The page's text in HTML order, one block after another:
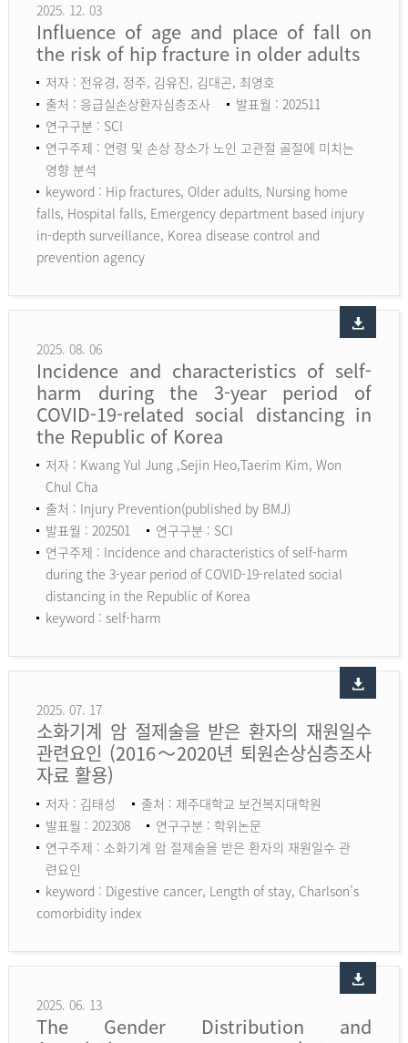
2025. 12. 03
Influence of age and place of fall on
the risk of hip fracture in older adults
저자 : 전유경, 정주, 김유진, 김대곤, 최영호
출처 : 응급실손상환자심층조사
발표월 : 202511
연구구분 : SCI
연구주제 : 연령 및 손상 장소가 노인 고관절 골절에 미치는
영향 분석
keyword : Hip fractures, Older adults, Nursing home
falls, Hospital falls, Emergency department based injury
in-depth surveillance, Korea disease control and
prevention agency
2025. 08. 06
Incidence and characteristics of self-
harm during the 3-year period of
COVID-19-related social distancing in
the Republic of Korea
저자 : Kwang Yul Jung ,Sejin Heo,Taerim Kim, Won
Chul Cha
출처 : Injury Prevention(published by BMJ)
발표월 : 202501
연구구분 : SCI
연구주제 : Incidence and characteristics of self-harm
during the 3-year period of COVID-19-related social
distancing in the Republic of Korea
keyword : self-harm
2025. 07. 17
소화기계 암 절제술을 받은 환자의 재원일수
관련요인 (2016～2020년 퇴원손상심층조사
자료 활용)
저자 : 김태성
출처 : 제주대학교 보건복지대학원
발표월 : 202308
연구구분 : 학위논문
연구주제 : 소화기계 암 절제술을 받은 환자의 재원일수 관
련요인
keyword : Digestive cancer, Length of stay, Charlson’s
comorbidity index
2025. 06. 13
The Gender Distribution and